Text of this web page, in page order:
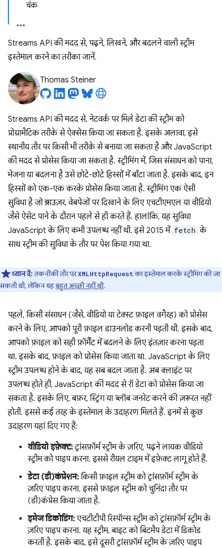
चंक
Streams API की मदद से, पढ़ने, लिखने, और बदलने वाली स्ट्रीम
इस्तेमाल करने का तरीका जानें.
Thomas Steiner
Streams API की मदद से, नेटवर्क पर मिले डेटा की स्ट्रीम को
प्रोग्रामैटिक तरीके से ऐक्सेस किया जा सकता है. इसके अलावा, इसे
स्थानीय तौर पर किसी भी तरीके से बनाया जा सकता है और JavaScript
की मदद से प्रोसेस किया जा सकता है. स्ट्रीमिंग में, जिस संसाधन को पाना,
भेजना या बदलना है उसे छोटे-छोटे हिस्सों में बाँटा जाता है. इसके बाद, इन
हिस्सों को एक-एक करके प्रोसेस किया जाता है. स्ट्रीमिंग एक ऐसी
सुविधा है जो ब्राउज़र, वेबपेजों पर दिखाने के लिए एचटीएमएल या वीडियो
जैसे ऐसेट पाने के दौरान पहले से ही करते हैं. हालांकि, यह सुविधा
JavaScript के लिए कभी उपलब्ध नहीं थी. इसे 2015 में fetch के
साथ स्ट्रीम की सुविधा के तौर पर पेश किया गया था.
ध्यान दें:तकनीकी तौर परXMLHttpRequestका इस्तेमाल करके स्ट्रीमिंग की जा
सकती थी, लेकिन यहबहुत अच्छी नहीं थी.
पहले, किसी संसाधन (जैसे, वीडियो या टेक्स्ट फ़ाइल वगैरह) को प्रोसेस
करने के लिए, आपको पूरी फ़ाइल डाउनलोड करनी पड़ती थी. इसके बाद,
आपको फ़ाइल को सही फ़ॉर्मैट में बदलने के लिए इंतज़ार करना पड़ता
था. इसके बाद, फ़ाइल को प्रोसेस किया जाता था. JavaScript के लिए
स्ट्रीम उपलब्ध होने के बाद, यह सब बदल जाता है. अब क्लाइंट पर
उपलब्ध होते ही, JavaScript की मदद से रॉ डेटा को प्रोसेस किया जा
सकता है. इसके लिए, बफ़र, स्ट्रिंग या ब्लॉब जनरेट करने की ज़रूरत नहीं
होती. इससे कई तरह के इस्तेमाल के उदाहरण मिलते हैं. इनमें से कुछ
उदाहरण यहां दिए गए हैं:
वीडियो इफ़ेक्ट:ट्रांसफ़ॉर्म स्ट्रीम के ज़रिए, पढ़ने लायक वीडियो
स्ट्रीम को पाइप करना. इससे रीयल टाइम में इफ़ेक्ट लागू होते हैं.
डेटा (डी)कंप्रेशन: किसी फ़ाइल स्ट्रीम को ट्रांसफ़ॉर्म स्ट्रीम के
ज़रिए पाइप करना. इससे फ़ाइल स्ट्रीम को चुनिंदा तौर पर
(डी)कंप्रेस किया जाता है.
इमेज डिकोडिंग: एचटीटीपी रिस्पॉन्स स्ट्रीम को ट्रांसफ़ॉर्म स्ट्रीम के
ज़रिए पाइप करना. यह स्ट्रीम, बाइट को बिटमैप डेटा में डिकोड
करती है. इसके बाद, इसे दूसरी ट्रांसफ़ॉर्म स्ट्रीम के ज़रिए पाइप